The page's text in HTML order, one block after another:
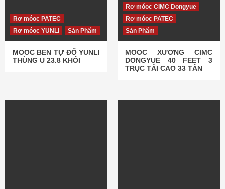
Rơ móoc PATEC
Rơ móoc YUNLI
Sản Phẩm
MOOC BEN TỰ ĐỔ YUNLI
THÙNG U 23.8 KHỐI
Rơ móoc CIMC Dongyue
Rơ móoc PATEC
Sản Phẩm
MOOC XƯƠNG CIMC
DONGYUE 40 FEET 3
TRỤC TẢI CAO 33 TẤN